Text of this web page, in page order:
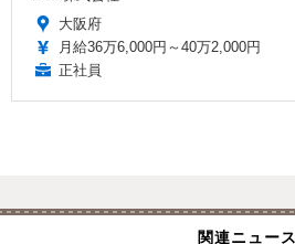
大阪府
月給36万6,000円～40万2,000円
正社員
関連ニュース